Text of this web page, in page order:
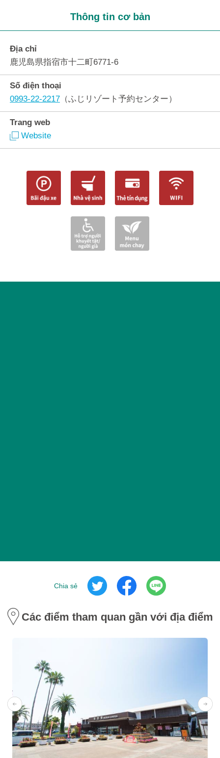
Thông tin cơ bản
Địa chỉ
鹿児島県指宿市十二町6771-6
Số điện thoại
0993-22-2217 （ふじリゾート予約センター）
Trang web
Website
Chia sẻ
Các điểm tham quan gần với địa điểm